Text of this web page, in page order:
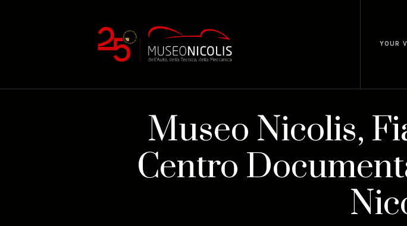
YOUR
Museo Nicolis,
Centro